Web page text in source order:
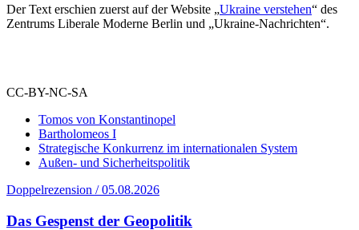
Der Text erschien zuerst auf der Website „Ukraine verstehen“ des
Zentrums Liberale Moderne Berlin und „Ukraine-Nachrichten“.
CC-BY-NC-SA
Tomos von Konstantinopel
Bartholomeos I
Strategische Konkurrenz im internationalen System
Außen- und Sicherheitspolitik
Doppelrezension / 05.08.2026
Das Gespenst der Geopolitik